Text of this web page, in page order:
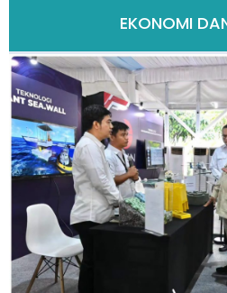
EKONOMI